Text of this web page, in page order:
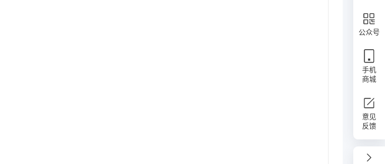
公众号
手机
商城
意见
反馈